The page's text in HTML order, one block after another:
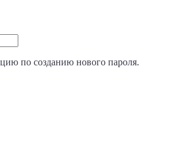
по созданию нового пароля.